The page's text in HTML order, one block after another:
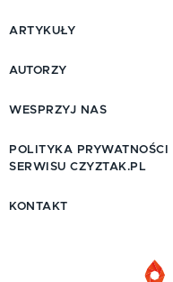
ARTYKUŁY
AUTORZY
WESPRZYJ NAS
POLITYKA PRYWATNOŚCI
SERWISU CZYZTAK.PL
KONTAKT